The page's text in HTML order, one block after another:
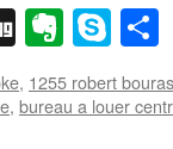
Digg
, 1255 robert
, bureau a louer